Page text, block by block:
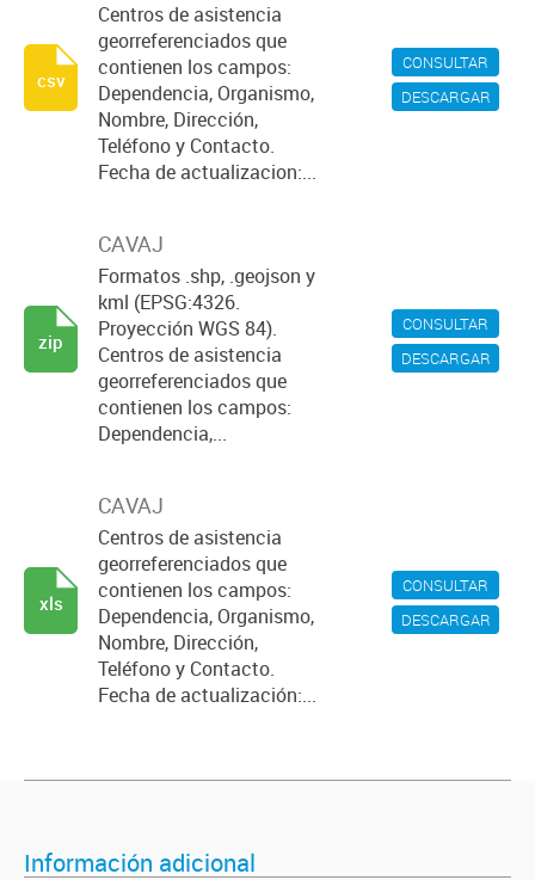
CONSULTAR
DESCARGAR
Centros de asistencia
georreferenciados que
contienen los campos:
Dependencia, Organismo,
Nombre, Dirección,
Teléfono y Contacto.
Fecha de actualizacion:...
csv
CONSULTAR
DESCARGAR
CAVAJ
Formatos .shp, .geojson y
kml (EPSG:4326.
Proyección WGS 84).
Centros de asistencia
georreferenciados que
contienen los campos:
Dependencia,...
zip
CONSULTAR
DESCARGAR
CAVAJ
Centros de asistencia
georreferenciados que
contienen los campos:
Dependencia, Organismo,
Nombre, Dirección,
Teléfono y Contacto.
Fecha de actualización:...
xls
Información adicional